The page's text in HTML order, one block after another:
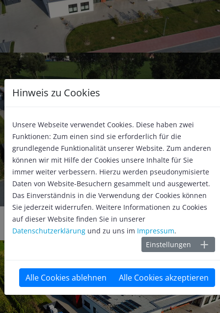
Hinweis zu Cookies
Unsere Webseite verwendet Cookies. Diese haben zwei
Funktionen: Zum einen sind sie erforderlich für die
grundlegende Funktionalität unserer Website. Zum anderen
können wir mit Hilfe der Cookies unsere Inhalte für Sie
immer weiter verbessern. Hierzu werden pseudonymisierte
Daten von Website-Besuchern gesammelt und ausgewertet.
Das Einverständnis in die Verwendung der Cookies können
Sie jederzeit widerrufen. Weitere Informationen zu Cookies
auf dieser Website finden Sie in unserer
Datenschutzerklärung und zu uns im Impressum.
Einstellungen
Alle Cookies ablehnen Alle Cookies akzeptieren